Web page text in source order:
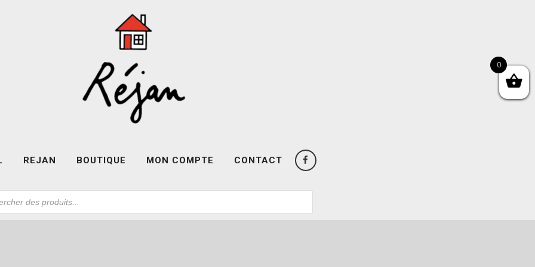
REJAN BOUTIQUE MON COMPTE CONTACT
0